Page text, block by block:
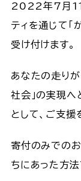
2022年7月11
ティを通じて「
受け付けます。
あなたの走りが
社会」の実現へ
として、ご支援
寄付のみでの
ちにあった方法